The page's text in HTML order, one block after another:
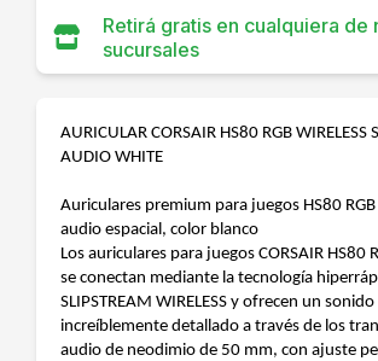
Retirá gratis en cualquiera de
sucursales
AURICULAR CORSAIR HS80 RGB WIRELESS
AUDIO WHITE
Auriculares premium para juegos HS80 RGB
audio espacial, color blanco
Los auriculares para juegos CORSAIR HS80
se conectan mediante la tecnología
SLIPSTREAM WIRELESS y ofrecen un sonido
increíblemente detallado a través de los
audio de neodimio de 50 mm, con ajuste